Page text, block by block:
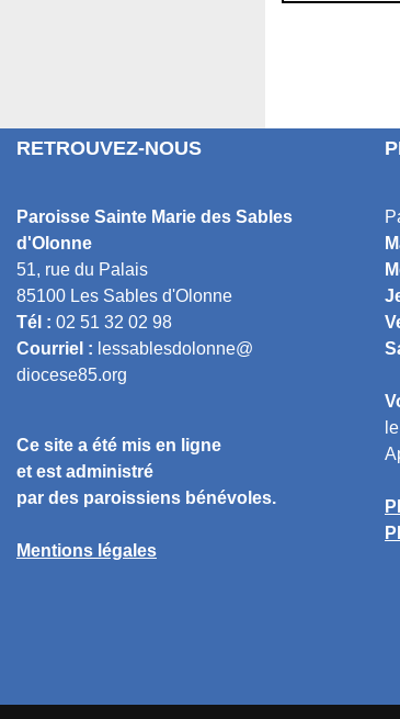
RETROUVEZ-NOUS
Paroisse Sainte Marie des Sables
d'Olonne
51, rue du Palais
85100 Les Sables d'Olonne
Tél : 02 51 32 02 98
Courriel : lessablesdolonne@
diocese85.org
Ce site a été mis en ligne
et est administré
par des paroissiens bénévoles.
Mentions légales